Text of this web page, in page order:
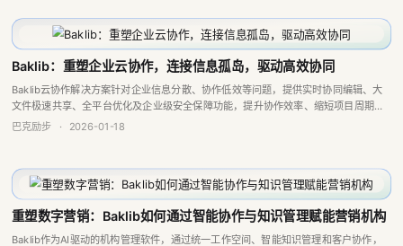
Baklib：重塑企业云协作，连接信息孤岛，驱动高效协同
Baklib云协作解决方案针对企业信息分散、协作低效等问题，提供实时协同编辑、大
文件极速共享、全平台优化及企业级安全保障功能，提升协作效率、缩短项目周期，
助力团队随时随地高效协作。
巴克励步 · 2026-01-18
重塑数字营销：Baklib如何通过智能协作与知识管理赋能营销机构
Baklib作为AI驱动的机构管理软件，通过统一工作空间、智能知识管理和客户协作，